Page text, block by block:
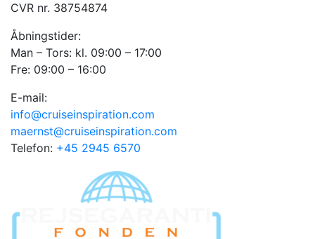
CVR nr. 38754874
Åbningstider:
Man – Tors: kl. 09:00 – 17:00
Fre: 09:00 – 16:00
E-mail:
info@cruiseinspiration.com
maernst@cruiseinspiration.com
Telefon: +45 2945 6570